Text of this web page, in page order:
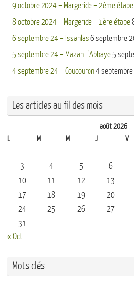
9 octobre 2024 – Margeride – 2ème étape
8 octobre 2024 – Margeride – 1ère étape
6 septembre 24 – Issanlas 6 septembre
5 septembre 24 – Mazan L’Abbaye 5
4 septembre 24 – Coucouron4
Les articles au fil des mois
août 2026
L
M M J V
3
4 5 6
10
11 12 13
17
18 19 20
24
25 26 27
31
« Oct
Mots clés